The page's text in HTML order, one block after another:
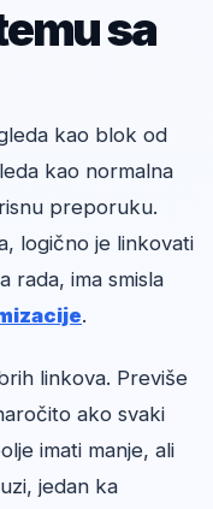
sa
kao blok od
kao normalna
preporuku.
logično je linkovati
rada, ima smisla
.
linkova. Previše
ako svaki
imati manje, ali
jedan ka